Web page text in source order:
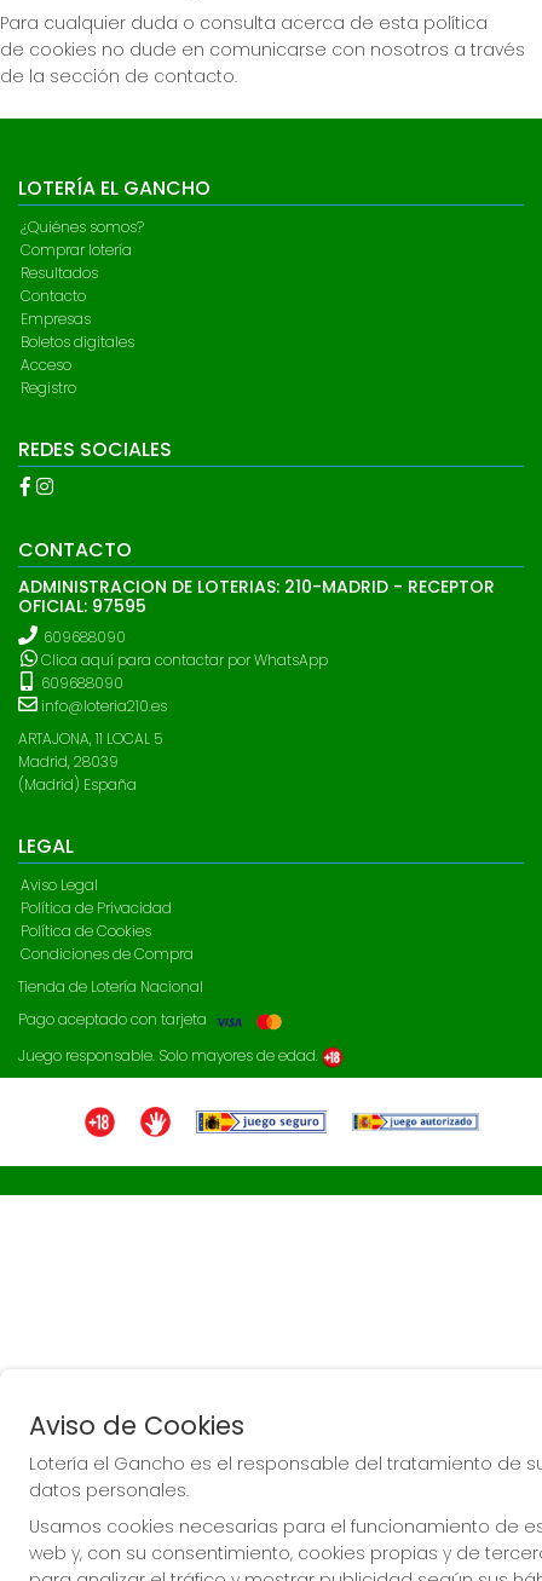
Para cualquier duda o consulta acerca de esta política
de cookies no dude en comunicarse con nosotros a través
de la sección de contacto.
LOTERÍA EL GANCHO
¿Quiénes somos?
Comprar lotería
Resultados
Contacto
Empresas
Boletos digitales
Acceso
Registro
REDES SOCIALES
CONTACTO
ADMINISTRACION DE LOTERIAS: 210-MADRID - RECEPTOR
OFICIAL: 97595
609688090
Clica aquí para contactar por WhatsApp
609688090
info@loteria210.es
ARTAJONA, 11 LOCAL 5
Madrid, 28039
(Madrid) España
LEGAL
Aviso Legal
Política de Privacidad
Política de Cookies
Condiciones de Compra
Tienda de Lotería Nacional
Pago aceptado con tarjeta
Juego responsable. Solo mayores de edad.
Aviso de Cookies
Lotería el Gancho es el responsable del tratamiento de
datos personales.
Usamos cookies necesarias para el funcionamiento de
web y, con su consentimiento, cookies propias y de